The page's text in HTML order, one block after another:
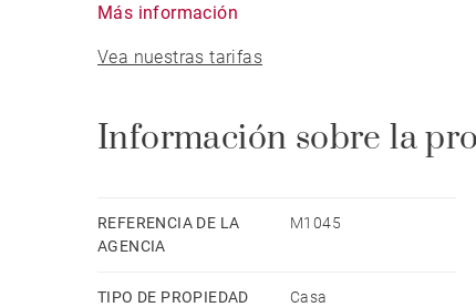
Más información
Vea nuestras tarifas
Información sobre la
REFERENCIA DE LA
AGENCIA
M1045
TIPO DE PROPIEDAD Casa